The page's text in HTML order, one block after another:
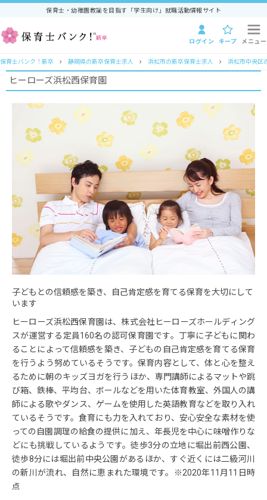
保育士・幼稚園教諭を目指す「学生向け」就職活動情報サイト
ログイン キープ メニュー
保育士バンク！新卒 静岡県の新卒保育士求人 浜松市の新卒保育士求人 浜松市中央区
ヒーローズ浜松西保育園
子どもとの信頼感を築き、自己肯定感を育てる保育を大切にして
います
ヒーローズ浜松西保育園は、株式会社ヒーローズホールディング
スが運営する定員160名の認可保育園です。丁寧に子どもに関わ
ることによって信頼感を築き、子どもの自己肯定感を育てる保育
を行うよう努めているそうです。保育内容として、体と心を整え
るために朝のキッズヨガを行うほか、専門講師によるマットや跳
び箱、鉄棒、平均台、ボールなどを用いた体育教室、外国人の講
師による歌やダンス、ゲームを使用した英語教育などを取り入れ
ているそうです。食育にも力を入れており、安心安全な素材を使
っての自園調理の給食の提供に加え、年長児を中心に味噌作りな
どにも挑戦しているようです。徒歩3分の立地に堀出前西公園、
徒歩8分には堀出前中央公園があるほか、すぐ近くには二級河川
の新川が流れ、自然に恵まれた環境です。※2020年11月11日時
点